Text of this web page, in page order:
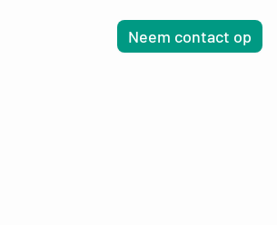
Neem contact op